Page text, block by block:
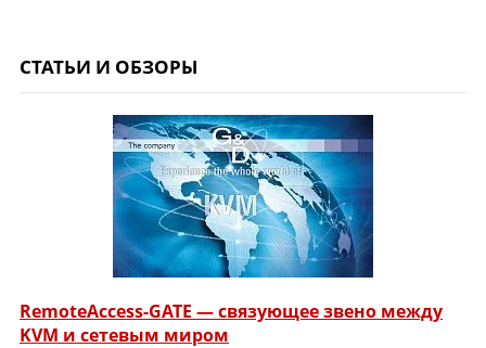
СТАТЬИ И ОБЗОРЫ
RemoteAccess-GATE — связующее звено между
KVM и сетевым миром